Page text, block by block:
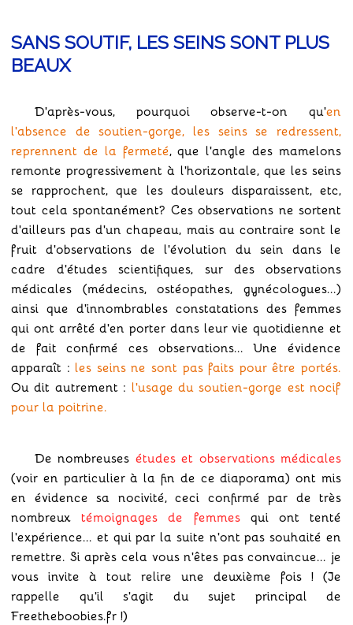
SANS SOUTIF, LES SEINS SONT PLUS
BEAUX
D'après-vous, pourquoi observe-t-on qu'en
l'absence de soutien-gorge, les seins se redressent,
reprennent de la fermeté, que l'angle des mamelons
remonte progressivement à l'horizontale, que les seins
se rapprochent, que les douleurs disparaissent, etc,
tout cela spontanément? Ces observations ne sortent
d'ailleurs pas d'un chapeau, mais au contraire sont le
fruit d'observations de l'évolution du sein dans le
cadre d'études scientifiques, sur des observations
médicales (médecins, ostéopathes, gynécologues...)
ainsi que d'innombrables constatations des femmes
qui ont arrêté d'en porter dans leur vie quotidienne et
de fait confirmé ces observations... Une évidence
apparaît :les seins ne sont pas faits pour être portés.
Ou dit autrement : l'usage du soutien-gorge est nocif
pour la poitrine.
De nombreuses études et observations médicales
(voir en particulier à la fin de ce diaporama) ont mis
en évidence sa nocivité, ceci confirmé par de très
nombreuxtémoignages de femmesqui ont tenté
l'expérience... et qui par la suite n'ont pas souhaité en
remettre. Si après cela vous n'êtes pas convaincue... je
vous invite à tout relire une deuxième fois ! (Je
rappelle qu'il s'agit du sujet principal de
Freetheboobies.fr !)